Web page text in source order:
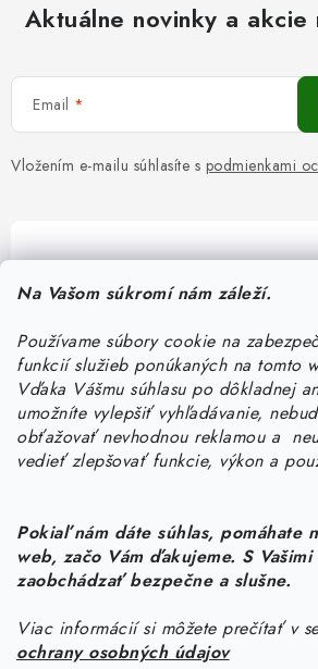
Na Vašom súkromí nám záleží.
Používame súbory cookie na
funkcií služieb ponúkaných na tomto
Vďaka Vášmu súhlasu po dôkladnej
umožníte vylepšiť vyhľadávanie,
obťažovať nevhodnou reklamou a
vedieť zlepšovať funkcie, výkon a
Pokiaľ nám dáte súhlas, pomáhate
web, začo Vám ďakujeme. S
zaobchádzať bezpečne a slušne.
Viac informácií si môžete prečítať v
ochrany osobných údajov
Aktuálne novinky a akcie
Email
Vložením e-mailu súhlasíte s podmienkami
Pomôžeme vám s
Potrebujete s niečím poradiť?
objednavky@
Informácie pre vás